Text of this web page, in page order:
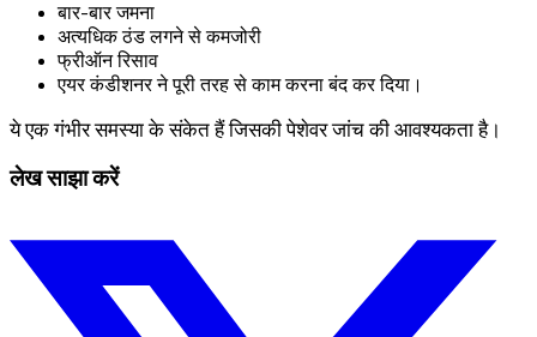
बार-बार जमना
अत्यधिक ठंड लगने से कमजोरी
फ्रीऑन रिसाव
एयर कंडीशनर ने पूरी तरह से काम करना बंद कर दिया।
ये एक गंभीर समस्या के संकेत हैं जिसकी पेशेवर जांच की आवश्यकता है।
लेख साझा करें